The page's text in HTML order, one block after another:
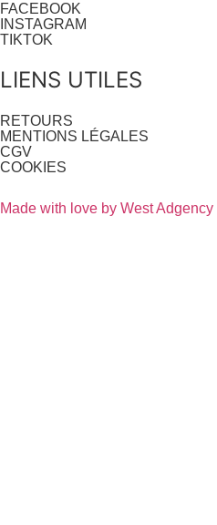
FACEBOOK
INSTAGRAM
TIKTOK
LIENS UTILES
RETOURS
MENTIONS LÉGALES
CGV
COOKIES
Made with love by West Adgency